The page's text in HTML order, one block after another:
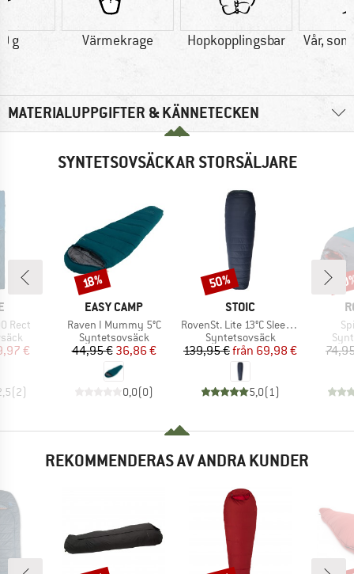
g Värmekrage Hopkopplingsbar Vår,
MATERIALUPPGIFTER & KÄNNETECKEN
SYNTETSOVSÄCKAR STORSÄLJARE
Rect
pris
€
(2)
VARUMÄRKE
EASY CAMP
Produkter
Raven I Mummy 5°C
Produktgrupp
Syntetsovsäck
Pris
44,95 €Reducerat pris
36,86 €
0,0(0)
Rabatt
18%
VARUMÄRKE
STOIC
Produkter
RovenSt. Lite 13°C Sleeping Bag
Produktgrupp
Syntetsovsäck
Pris
139,95 € Reducerat pris
från 69,98 €
5,0(1 )
Rabatt
50%
REKOMMENDERAS AV ANDRA KUNDER